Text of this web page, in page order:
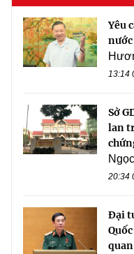
Yêu
nước
13:14
Sở
lan
20:34
Đại